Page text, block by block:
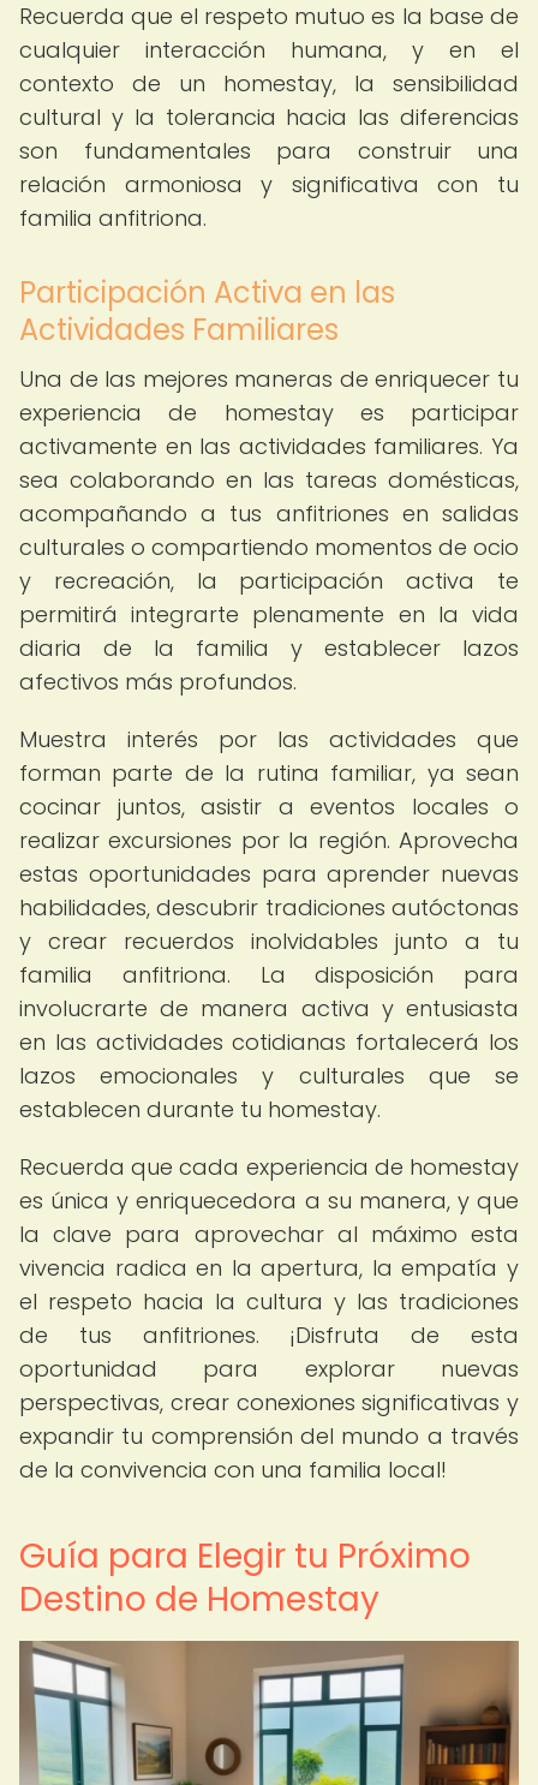
Recuerda que el respeto mutuo es la base de
cualquier interacción humana, y en el
contexto de un homestay, la sensibilidad
cultural y la tolerancia hacia las diferencias
son fundamentales para construir una
relación armoniosa y significativa con tu
familia anfitriona.
Participación Activa en las
Actividades Familiares
Una de las mejores maneras de enriquecer tu
experiencia de homestay es participar
activamente en las actividades familiares. Ya
sea colaborando en las tareas domésticas,
acompañando a tus anfitriones en salidas
culturales o compartiendo momentos de ocio
y recreación, la participación activa te
permitirá integrarte plenamente en la vida
diaria de la familia y establecer lazos
afectivos más profundos.
Muestra interés por las actividades que
forman parte de la rutina familiar, ya sean
cocinar juntos, asistir a eventos locales o
realizar excursiones por la región. Aprovecha
estas oportunidades para aprender nuevas
habilidades, descubrir tradiciones autóctonas
y crear recuerdos inolvidables junto a tu
familia anfitriona. La disposición para
involucrarte de manera activa y entusiasta
en las actividades cotidianas fortalecerá los
lazos emocionales y culturales que se
establecen durante tu homestay.
Recuerda que cada experiencia de homestay
es única y enriquecedora a su manera, y que
la clave para aprovechar al máximo esta
vivencia radica en la apertura, la empatía y
el respeto hacia la cultura y las tradiciones
de tus anfitriones. ¡Disfruta de esta
oportunidad para explorar nuevas
perspectivas, crear conexiones significativas y
expandir tu comprensión del mundo a través
de la convivencia con una familia local!
Guía para Elegir tu Próximo
Destino de Homestay